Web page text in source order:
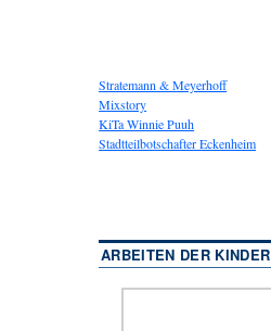
Stratemann & Meyerhoff
Mixstory
KiTa Winnie Puuh
Stadtteilbotschafter Eckenheim
ARBEITEN DER KINDER